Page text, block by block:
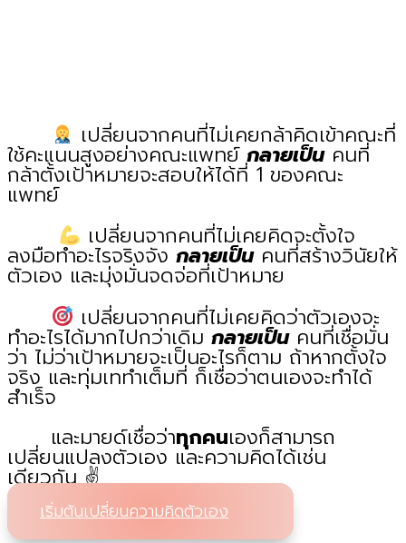
เปลี่ยนจากคนที่ไม่เคยกล้าคิดเข้าคณะที่
ใช้คะแนนสูงอย่างคณะแพทย์กลายเป็น คนที่
กล้าตั้งเป้าหมายจะสอบให้ได้ที่ 1 ของคณะ
แพทย์
เปลี่ยนจากคนที่ไม่เคยคิดจะตั้งใจ
ลงมือทำอะไรจริงจัง กลายเป็น คนที่สร้างวินัยให้
ตัวเอง และมุ่งมั่นจดจ่อที่เป้าหมาย
เปลี่ยนจากคนที่ไม่เคยคิดว่าตัวเองจะ
ทำอะไรได้มากไปกว่าเดิม กลายเป็น คนที่เชื่อมั่น
ว่า ไม่ว่าเป้าหมายจะเป็นอะไรก็ตาม ถ้าหากตั้งใจ
จริง และทุ่มเททำเต็มที่ ก็เชื่อว่าตนเองจะทำได้
สำเร็จ
และมายด์เชื่อว่าทุกคนเองก็สามารถ
เปลี่ยนแปลงตัวเอง และความคิดได้เช่น
เดียวกัน ✌️
เริ่มต้นเปลี่ยนความคิดตัวเอง